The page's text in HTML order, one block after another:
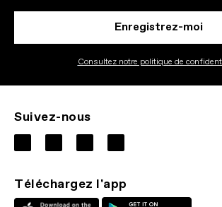
Enregistrez-moi
Consultez notre politique de
Suivez-nous
Téléchargez l'app